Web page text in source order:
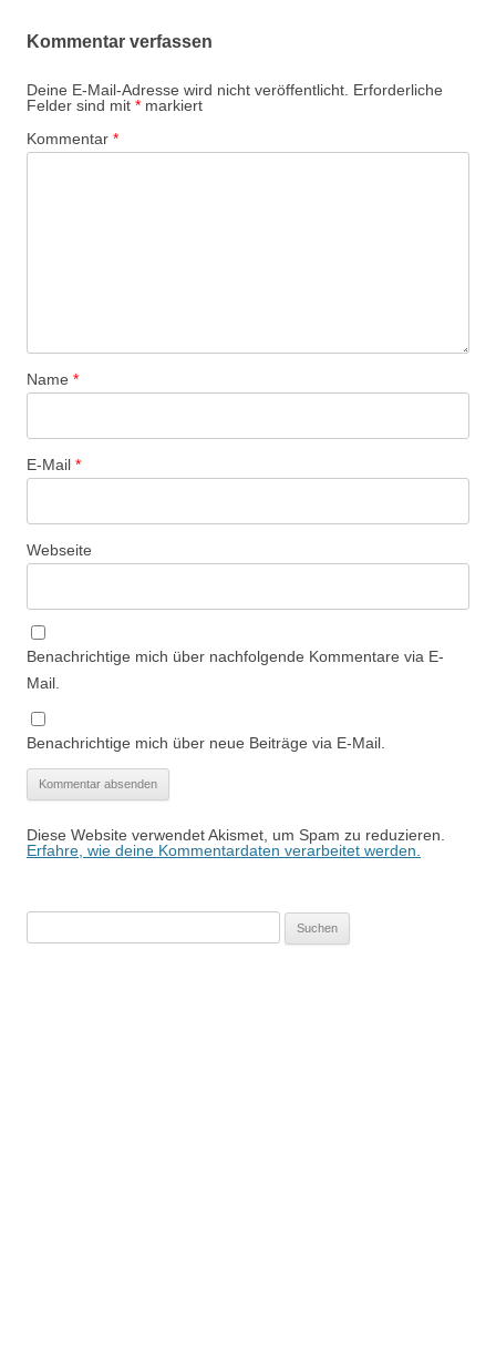
Kommentar verfassen
Deine E-Mail-Adresse wird nicht veröffentlicht. Erforderliche
Felder sind mit * markiert
Kommentar *
Name *
E-Mail *
Webseite
Benachrichtige mich über nachfolgende Kommentare via E-
Mail.
Benachrichtige mich über neue Beiträge via E-Mail.
Diese Website verwendet Akismet, um Spam zu reduzieren.
Erfahre, wie deine Kommentardaten verarbeitet werden.
nach: